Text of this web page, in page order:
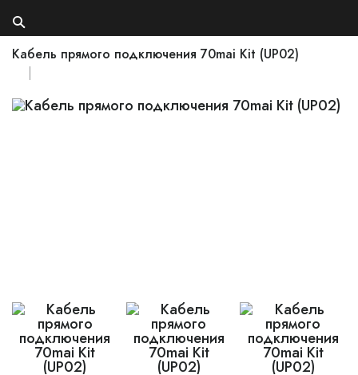
Кабель прямого подключения 70mai Kit (UP02)